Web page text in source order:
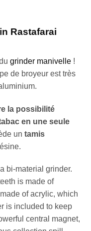
Rastafarai
grinder manivelle !
de broyeur est très
la possibilité
en une seule
un tamis
bi-material grinder.
is made of
of acrylic, which
is included to keep
central magnet,